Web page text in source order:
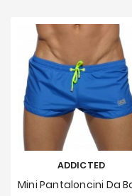
ADDICTED